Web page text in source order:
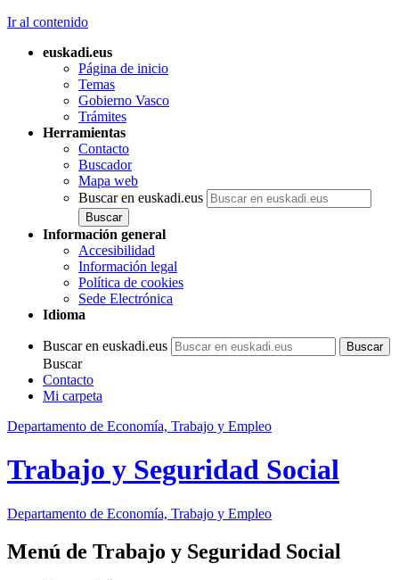
Ir al contenido
euskadi.eus
Página de inicio
Temas
Gobierno Vasco
Trámites
Herramientas
Contacto
Buscador
Mapa web
Buscar en euskadi.eus
Información general
Accesibilidad
Información legal
Política de cookies
Sede Electrónica
Idioma
Buscar en euskadi.eus
Buscar
Contacto
Mi carpeta
Departamento de Economía, Trabajo y Empleo
Trabajo y Seguridad Social
Departamento de Economía, Trabajo y Empleo
Menú de Trabajo y Seguridad Social